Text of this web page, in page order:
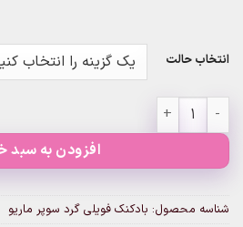
انتخاب حالت
بادکنک فویلی گرد سوپر ماریو عدد
افزودن به سبد
شناسه محصول: بادکنک فویلی گرد سوپر ماریو